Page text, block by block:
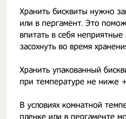
Хранить бисквиты нужно
или в пергамент. Это
впитать в себя неприятные
засохнуть во время
Хранить упакованный
при температуре не ниже
В условиях комнатной
пленке или в пергаменте